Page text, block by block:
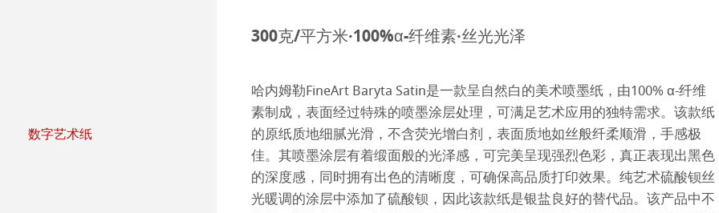
数字艺术纸
哈内姆勒纯艺术FineArt系列
天然材质系列
哑光面艺术纸 平滑面
哈内姆勒Photo系列
300克/平方米·100%α-纤维素·丝光光泽
哈内姆勒FineArt Baryta Satin是一款呈自然白的美术喷墨纸，由100% α-纤维
素制成，表面经过特殊的喷墨涂层处理，可满足艺术应用的独特需求。该款纸
的原纸质地细腻光滑，不含荧光增白剂，表面质地如丝般纤柔顺滑，手感极
佳。其喷墨涂层有着缎面般的光泽感，可完美呈现强烈色彩，真正表现出黑色
的深度感，同时拥有出色的清晰度，可确保高品质打印效果。纯艺术硫酸钡丝
光暖调的涂层中添加了硫酸钡，因此该款纸是银盐良好的替代品。该产品中不